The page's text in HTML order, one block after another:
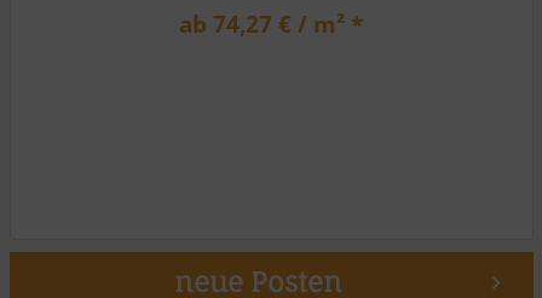
ab 74,27 € / m² *
neue Posten